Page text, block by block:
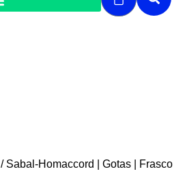
/ Sabal-Homaccord | Gotas | Frasco